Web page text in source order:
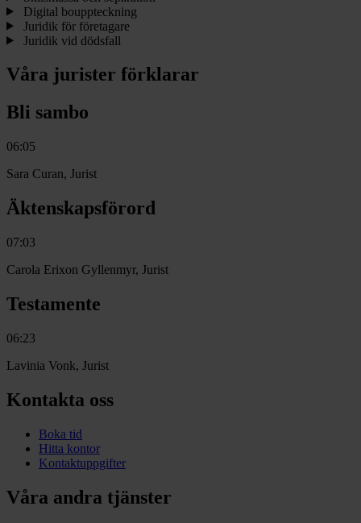
Digital bouppteckning
Juridik för företagare
Juridik vid dödsfall
Våra jurister förklarar
Bli sambo
06:05
Sara Curan, Jurist
Äktenskapsförord
07:03
Carola Erixon Gyllenmyr, Jurist
Testamente
06:23
Lavinia Vonk, Jurist
Kontakta oss
Boka tid
Hitta kontor
Kontaktuppgifter
Våra andra tjänster